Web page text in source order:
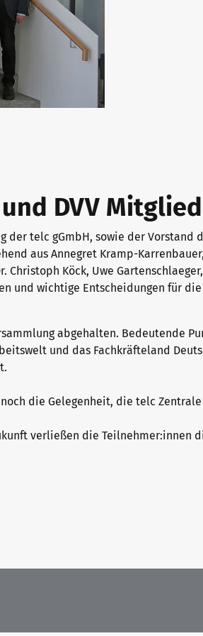
DVV
telc gGmbH, sowie der Vorstand
aus Annegret Kramp-
Köck, Uwe
und wichtige Entscheidungen für
abgehalten. Bedeutende
und das Fachkräfteland
die Gelegenheit, die telc
verließen die Teilnehmer:innen